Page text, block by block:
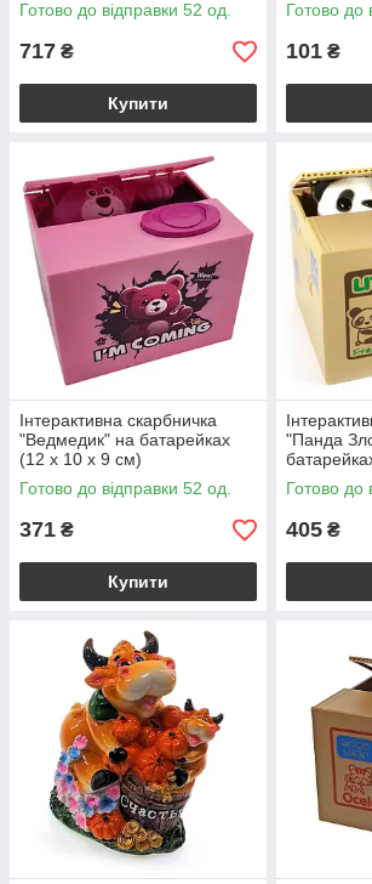
Готово до відправки 52 од.
717 ₴
Купити
Готово до
101 ₴
Інтерактивна скарбничка
"Ведмедик" на батарейках
(12 х 10 х 9 см)
Готово до відправки 52 од.
371 ₴
Купити
"Панда
Готово до
405 ₴